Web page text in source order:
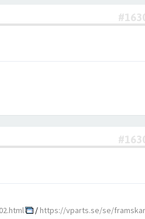
/ https://vparts.se/se/